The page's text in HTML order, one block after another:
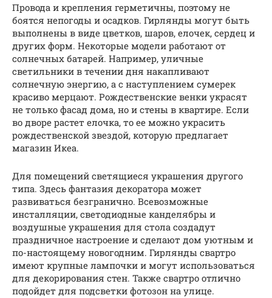
Провода и крепления герметичны, поэтому не
боятся непогоды и осадков. Гирлянды могут быть
выполнены в виде цветков, шаров, елочек, сердец и
других форм. Некоторые модели работают от
солнечных батарей. Например, уличные
светильники в течении дня накапливают
солнечную энергию, а с наступлением сумерек
красиво мерцают. Рождественские венки украсят
не только фасад дома, но и стены в квартире. Если
во дворе растет елочка, то ее можно украсить
рождественской звездой, которую предлагает
магазин Икеа.
Для помещений светящиеся украшения другого
типа. Здесь фантазия декоратора может
развиваться безгранично. Всевозможные
инсталляции, светодиодные канделябры и
воздушные украшения для стола создадут
праздничное настроение и сделают дом уютным и
по-настоящему новогодним. Гирлянды свартро
имеют крупные лампочки и могут использоваться
для декорирования стен. Также свартро отлично
подойдет для подсветки фотозон на улице.